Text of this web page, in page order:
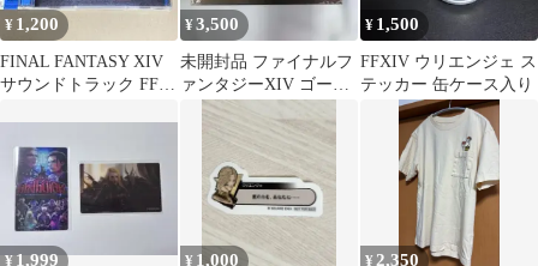
¥ 1,200
FINAL FANTASY XIV
サウンドトラック FF14
¥3,500
未開封品 ファイナルフ
ァンタジーXIV ゴール
ドソーサー ボードゲー
¥ 1,500
FFXIV ウリエンジェ ス
テッカー 缶ケース入り
¥ 1,999 ¥ 1,000 ¥2,350